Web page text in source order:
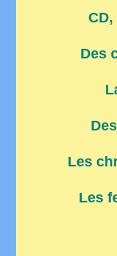
Des
Les
Les